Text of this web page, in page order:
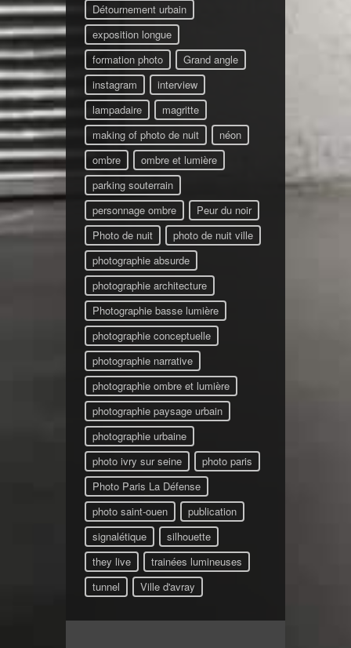
Détournement urbain
exposition longue
formation photo
Grand angle
instagram
interview
lampadaire
magritte
making of photo de nuit
néon
ombre
ombre et lumière
parking souterrain
personnage ombre
Peur du noir
Photo de nuit
photo de nuit ville
photographie absurde
photographie architecture
Photographie basse lumière
photographie conceptuelle
photographie narrative
photographie ombre et lumière
photographie paysage urbain
photographie urbaine
photo ivry sur seine
photo paris
Photo Paris La Défense
photo saint-ouen
publication
signalétique
silhouette
they live
trainées lumineuses
tunnel
Ville d'avray